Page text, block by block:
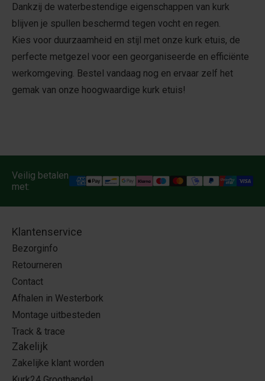
Dankzij de waterbestendige eigenschappen van kurk
blijven je spullen beschermd tegen vocht en regen.
Kies voor duurzaamheid en stijl met onze kurk etuis, de
perfecte metgezel voor een georganiseerde en efficiënte
werkomgeving. Bestel vandaag nog en ervaar zelf het
gemak van onze hoogwaardige kurk etuis!
Veilig betalen
met:
Klantenservice
Bezorginfo
Retourneren
Contact
Afhalen in Westerbork
Montage uitbesteden
Track & trace
Zakelijk
Zakelijke klant worden